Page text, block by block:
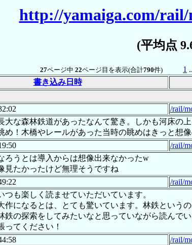
http://yamaiga.com/
(平均点
27ページ中 22ページ目を表示(合計790件) 1
書き込み日時
/rail/
大な森林鉄道があったなんて驚き。しかも河床の
め！木橋やレールがあった当時の眺めはきっと想
/rail/
ろうとは導入からは想像出来なかったw
見たかったけど無理そうですね
/rail/
つも楽しく読ませていただいています。
作になるとは、とても驚いています。林鉄という
鉄の探索をしてみたいなと思っていながら読んでい
ってください！
/rail/